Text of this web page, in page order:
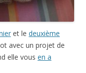
et le deuxième
avec un projet de
elle vous en a